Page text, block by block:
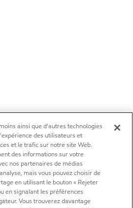
ainsi que d'autres technologies
des utilisateurs et
et le trafic sur notre site Web.
des informations sur votre
nos partenaires de médias
mais vous pouvez choisir de
en utilisant le bouton « Rejeter
en signalant les préférences
Vous trouverez davantage